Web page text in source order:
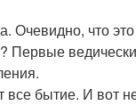
Очевидно, что
Первые
все бытие. И вот